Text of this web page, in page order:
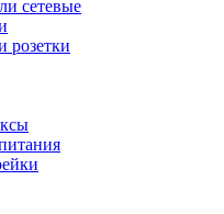
сетевые
розетки